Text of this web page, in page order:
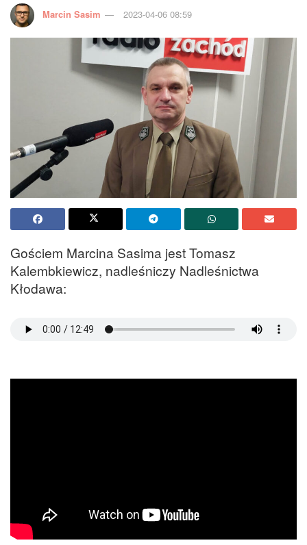
Marcin Sasim 2023-04-06 08:59
Gościem Marcina Sasima jest Tomasz
Kalembkiewicz, nadleśniczy Nadleśnictwa
Kłodawa: